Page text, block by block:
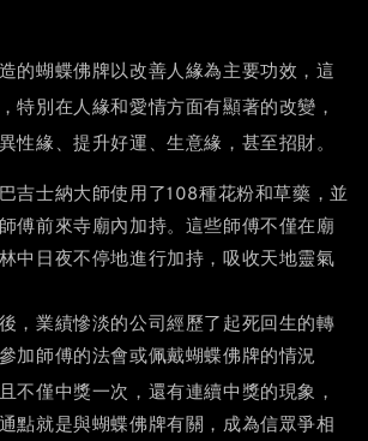
的蝴蝶佛牌以改善人緣為主要功效 ，這
特別在人緣和愛情方面有顯著的改變 ，
性緣、提升好運、生意緣，甚至招財。
吉士納大師使用了108種花粉和草藥，並
傅前來寺廟內加持。這些師傅不僅在廟
中日夜不停地進行加持，吸收天地靈氣
，業績慘淡的公司經歷了起死回生的轉
加師傅的法會或佩戴蝴蝶佛牌的情況
不僅中獎一次，還有連續中獎的現象 ，
點就是與蝴蝶佛牌有關，成為信眾爭相